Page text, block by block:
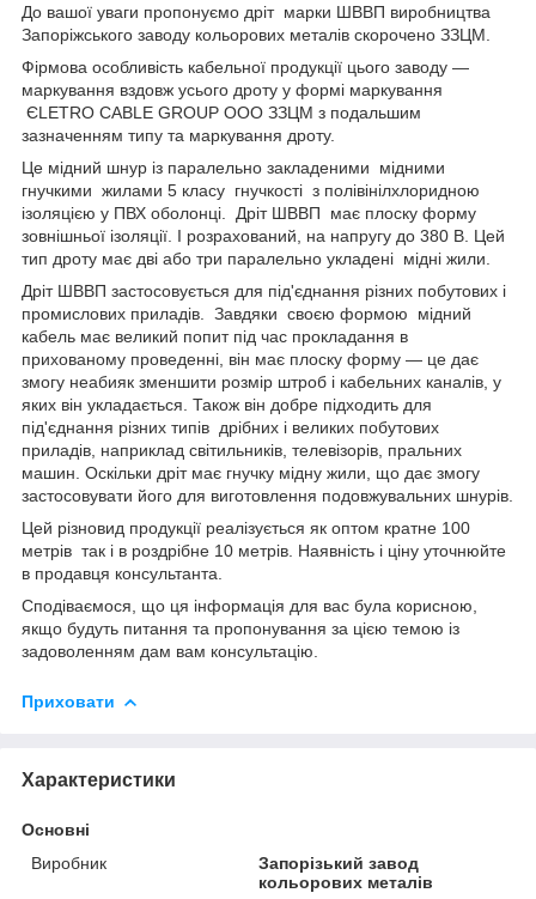
До вашої уваги пропонуємо дріт марки ШВВП виробництва
Запоріжського заводу кольорових металів скорочено ЗЗЦМ.
Фірмова особливість кабельної продукції цього заводу —
маркування вздовж усього дроту у формі маркування
ЄLETRO CABLE GROUP OOO ЗЗЦМ з подальшим
зазначенням типу та маркування дроту.
Це мідний шнур із паралельно закладеними мідними
гнучкими жилами 5 класу гнучкості з полівінілхлоридною
ізоляцією у ПВХ оболонці. Дріт ШВВП має плоску форму
зовнішньої ізоляції. І розрахований, на напругу до 380 В. Цей
тип дроту має дві або три паралельно укладені мідні жили.
Дріт ШВВП застосовується для під'єднання різних побутових і
промислових приладів. Завдяки своєю формою мідний
кабель має великий попит під час прокладання в
прихованому проведенні, він має плоску форму — це дає
змогу неабияк зменшити розмір штроб і кабельних каналів, у
яких він укладається. Також він добре підходить для
під'єднання різних типів дрібних і великих побутових
приладів, наприклад світильників, телевізорів, пральних
машин. Оскільки дріт має гнучку мідну жили, що дає змогу
застосовувати його для виготовлення подовжувальних шнурів.
Цей різновид продукції реалізується як оптом кратне 100
метрів так і в роздрібне 10 метрів. Наявність і ціну уточнюйте
в продавця консультанта.
Сподіваємося, що ця інформація для вас була корисною,
якщо будуть питання та пропонування за цією темою із
задоволенням дам вам консультацію.
Приховати
Характеристики
Основні
Виробник
Запорізький завод
кольорових металів